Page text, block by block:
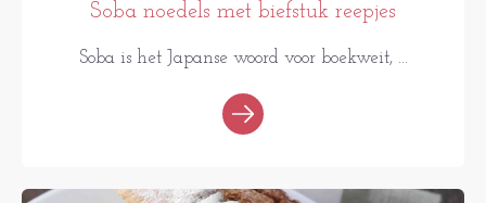
Soba noedels met biefstuk reepjes
Soba is het Japanse woord voor boekweit, ...